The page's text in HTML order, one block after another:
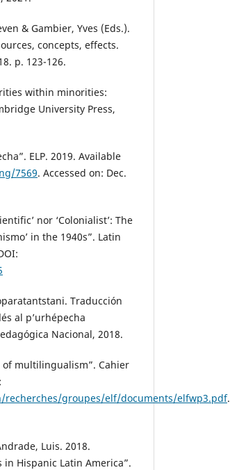
& Gambier, Yves (Eds.).
concepts, effects.
p. 123-126.
within minorities:
University Press,
ELP. 2019. Available
7569. Accessed on: Dec.
nor ‘Colonialist’: The
in the 1940s”. Latin
Traducción
al p’urhépecha
Nacional, 2018.
of multilingualism”. Cahier
groupes/elf/documents/elfwp3.pdf.
Luis. 2018.
Hispanic Latin America”.